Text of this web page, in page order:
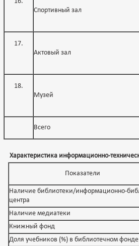
Спортивный зал
Актовый зал
Музей
Всего
Характеристика информационно-
Показатели
Наличие библиотеки/информационно-
центра
Наличие медиатеки
Книжный фонд
Доля учебников (%) в библиотечном фонде